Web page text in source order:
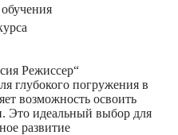
Режиссер“
глубокого погружения в
возможность освоить
Это идеальный выбор для
развитие